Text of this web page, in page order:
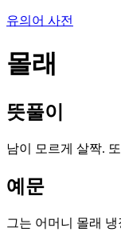
유의어 사전
몰래
뜻풀이
남이 모르게 살짝.
예문
그는 어머니 몰래